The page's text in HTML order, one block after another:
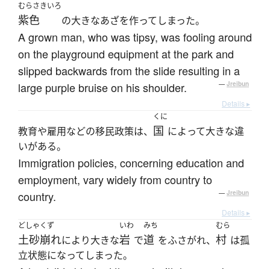
むらさきいろ
紫色 の大きなあざを作ってしまった。
A grown man, who was tipsy, was fooling around
on the playground equipment at the park and
slipped backwards from the slide resulting in a
large purple bruise on his shoulder.
— Jreibun
Details ▸
教育や雇用などの移民政策は、
くに
国 によって大きな違
いがある。
Immigration policies, concerning education and
employment, vary widely from country to
country.
— Jreibun
Details ▸
どしゃくず
土砂崩れにより大きな
いわ
岩 で
みち
道 をふさがれ、
むら
村 は孤
立状態になってしまった。